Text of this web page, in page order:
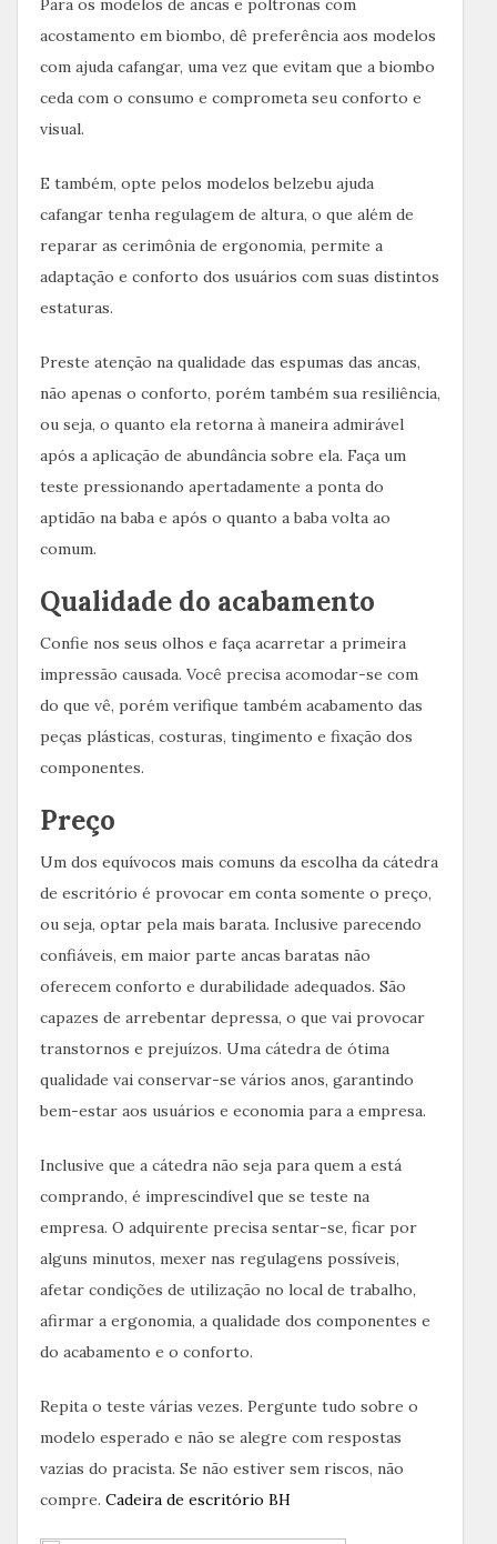
Para os modelos de ancas e poltronas com
acostamento em biombo, dê preferência aos modelos
com ajuda cafangar, uma vez que evitam que a biombo
ceda com o consumo e comprometa seu conforto e
visual.
E também, opte pelos modelos belzebu ajuda
cafangar tenha regulagem de altura, o que além de
reparar as cerimônia de ergonomia, permite a
adaptação e conforto dos usuários com suas distintos
estaturas.
Preste atenção na qualidade das espumas das ancas,
não apenas o conforto, porém também sua resiliência,
ou seja, o quanto ela retorna à maneira admirável
após a aplicação de abundância sobre ela. Faça um
teste pressionando apertadamente a ponta do
aptidão na baba e após o quanto a baba volta ao
comum.
Qualidade do acabamento
Confie nos seus olhos e faça acarretar a primeira
impressão causada. Você precisa acomodar-se com
do que vê, porém verifique também acabamento das
peças plásticas, costuras, tingimento e fixação dos
componentes.
Preço
Um dos equívocos mais comuns da escolha da cátedra
de escritório é provocar em conta somente o preço,
ou seja, optar pela mais barata. Inclusive parecendo
confiáveis, em maior parte ancas baratas não
oferecem conforto e durabilidade adequados. São
capazes de arrebentar depressa, o que vai provocar
transtornos e prejuízos. Uma cátedra de ótima
qualidade vai conservar-se vários anos, garantindo
bem-estar aos usuários e economia para a empresa.
Inclusive que a cátedra não seja para quem a está
comprando, é imprescindível que se teste na
empresa. O adquirente precisa sentar-se, ficar por
alguns minutos, mexer nas regulagens possíveis,
afetar condições de utilização no local de trabalho,
afirmar a ergonomia, a qualidade dos componentes e
do acabamento e o conforto.
Repita o teste várias vezes. Pergunte tudo sobre o
modelo esperado e não se alegre com respostas
vazias do pracista. Se não estiver sem riscos, não
compre. Cadeira de escritório BH